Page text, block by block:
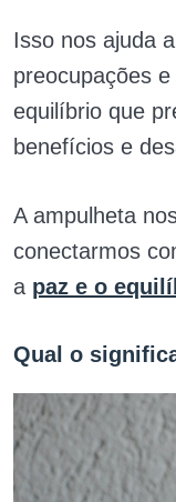
Isso nos ajuda
preocupações
equilíbrio que
benefícios e
A ampulheta
conectarmos
a paz e o
Qual o